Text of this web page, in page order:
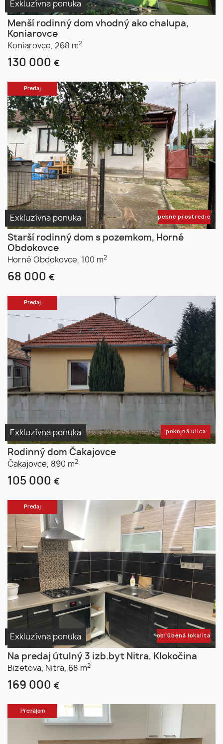
Exkluzívna ponuka
Menší rodinný dom vhodný ako chalupa,
Koniarovce
Koniarovce, 268 m2
130 000 €
Exkluzívna ponuka
Predaj
pekné prostredie
Starší rodinný dom s pozemkom, Horné
Obdokovce
Horné Obdokovce, 100 m2
68 000 €
Exkluzívna ponuka
Predaj
pokojná ulica
Rodinný dom Čakajovce
Čakajovce, 890 m2
105 000 €
Exkluzívna ponuka
Predaj
obľúbená lokalita
Na predaj útulný 3 izb.byt Nitra, Klokočina
Bizetova, Nitra, 68 m2
169 000 €
Prenájom